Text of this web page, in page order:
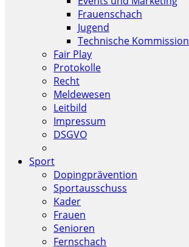
Frauenschach
Jugend
Technische Kommission
Fair Play
Protokolle
Recht
Meldewesen
Leitbild
Impressum
DSGVO
Sport
Dopingprävention
Sportausschuss
Kader
Frauen
Senioren
Fernschach